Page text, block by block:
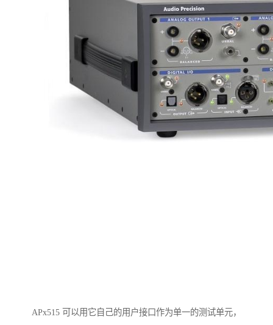
APx515 可以用它自己的用户接口作为单一的测试单元，